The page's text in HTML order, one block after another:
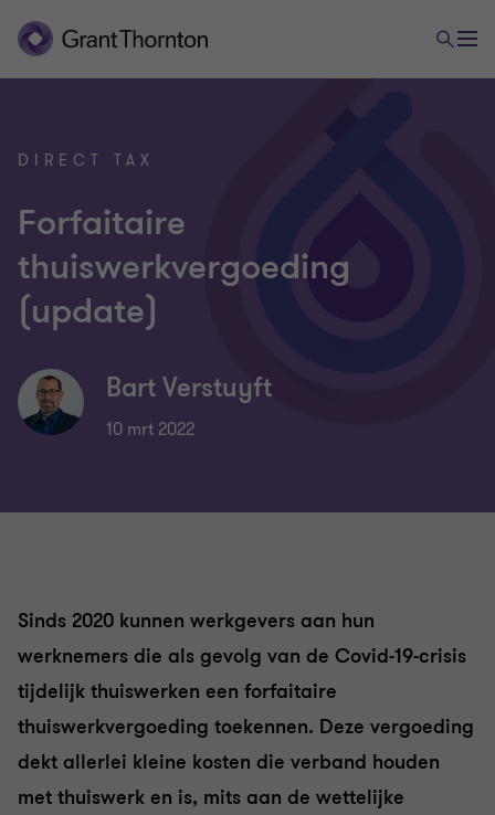
DIRECT TAX
Forfaitaire
thuiswerkvergoeding
(update)
Bart Verstuyft
10 mrt 2022
Sinds 2020 kunnen werkgevers aan hun
werknemers die als gevolg van de Covid-19-crisis
tijdelijk thuiswerken een forfaitaire
thuiswerkvergoeding toekennen. Deze vergoeding
dekt allerlei kleine kosten die verband houden
met thuiswerk en is, mits aan de wettelijke